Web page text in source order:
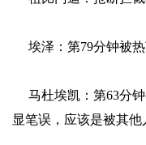
埃泽：第79分钟被
马杜埃凯：第63分
显笔误，应该是被其他